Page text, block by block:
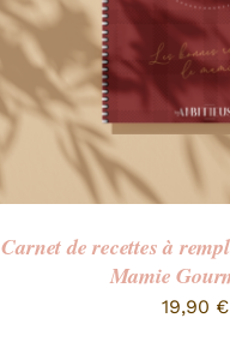
Carnet de recettes à
Mamie
19,90 €